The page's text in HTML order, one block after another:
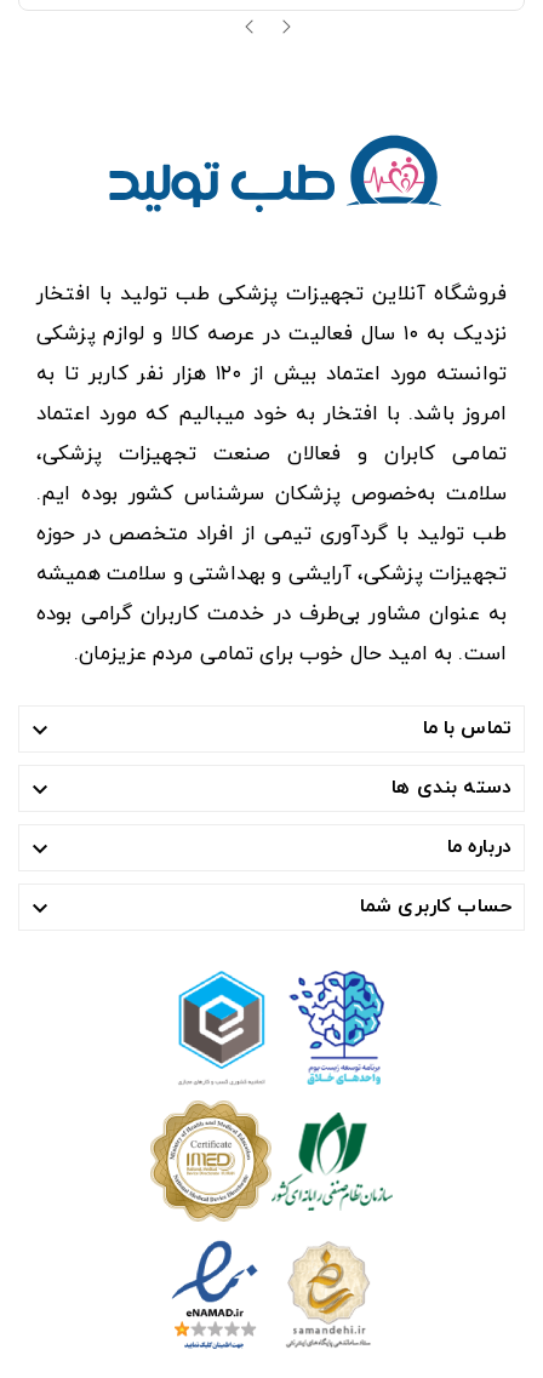
فروشگاه آنلاین تجهیزات پزشکی طب تولید با افتخار
نزدیک به ۱۰ سال فعالیت در عرصه کالا و لوازم پزشکی
توانسته مورد اعتماد بیش از ۱۲۰ هزار نفر کاربر تا به
امروز باشد. با افتخار به خود میبالیم که مورد اعتماد
تمامی کابران و فعالان صنعت تجهیزات پزشکی،
سلامت به‌خصوص پزشکان سرشناس کشور بوده ایم.
طب تولید با گردآوری تیمی از افراد متخصص در حوزه
تجهیزات پزشکی، آرایشی و بهداشتی و سلامت همیشه
به عنوان مشاور بی‌طرف در خدمت کاربران گرامی بوده
است. به امید حال خوب برای تمامی مردم عزیزمان.
تماس با ما 
دسته بندی ها 
درباره ما 
حساب کاربری شما 